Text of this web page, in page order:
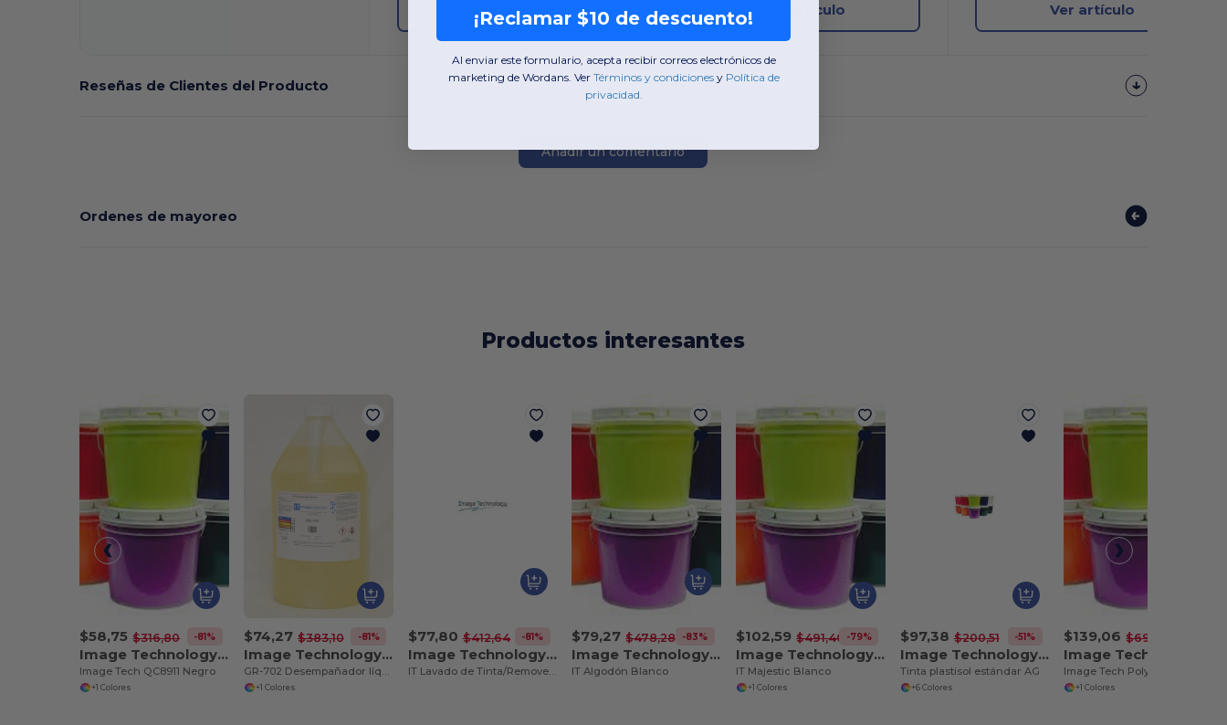
Ver artículo Ver artículo Ver artículo
Reseñas de Clientes del Producto
Añadir un comentario
Ordenes de mayoreo
Productos interesantes
$58,75 $316,80 -81%
Image Technology QC8911
Image Tech QC8911 Negro
+1 Colores
$74,27 $383,10 -81%
Image Technology GR702
GR-702 Desempañador líquido
+1 Colores
$77,80 $412,64 -81%
Image Technology GR781
IT Lavado de Tinta/Removedor de Ojeras
$79,27 $478,28 -83%
Image Technology LB9161
IT Algodón Blanco
$102,59 $491,40 -79%
Image Technology LB9215
IT Majestic Blanco
+1 Colores
$97,38 $200,51 -51%
Image Technology AG
Tinta plastisol estándar AG
+6 Colores
$139,06 $693,01
+1 Colores
¡Reclamar $10 de descuento!
Al enviar este formulario, acepta recibir correos electrónicos de
marketing de Wordans. Ver​ Términos y condiciones​ y​ Política de
privacidad.